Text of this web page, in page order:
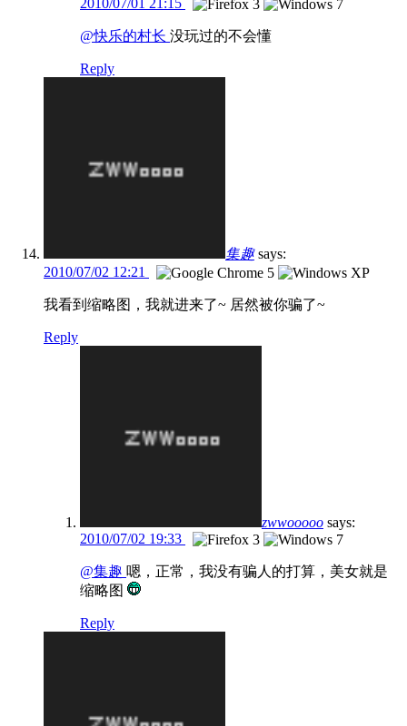
@快乐的村长 没玩过的不会懂
Reply
集趣 says:
2010/07/02 12:21
我看到缩略图，我就进来了~ 居然被你骗了~
Reply
zwwooooo says:
2010/07/02 19:33
@集趣 嗯，正常，我没有骗人的打算，美女就是
缩略图
Reply